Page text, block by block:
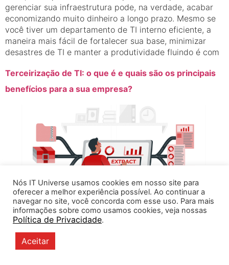
gerenciar sua infraestrutura pode, na verdade, acabar
economizando muito dinheiro a longo prazo. Mesmo se
você tiver um departamento de TI interno eficiente, a
maneira mais fácil de fortalecer sua base, minimizar
desastres de TI e manter a produtividade fluindo é com
Terceirização de TI: o que é e quais são os principais
benefícios para a sua empresa?
Nós IT Universe usamos cookies em nosso site para
oferecer a melhor experiência possível. Ao continuar a
navegar no site, você concorda com esse uso. Para mais
informações sobre como usamos cookies, veja nossas
Política de Privacidade.
Aceitar